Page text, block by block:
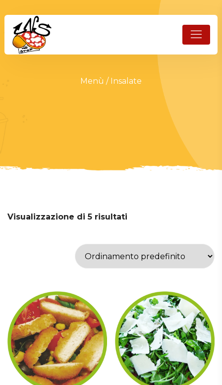
Menù / Insalate
Visualizzazione di 5 risultati